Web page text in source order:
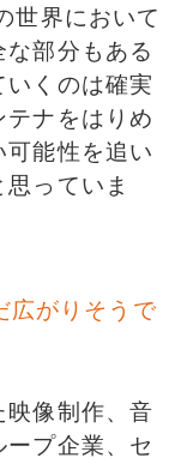
世界において
部分もある
くのは確実
テナをはりめ
可能性を追い
っていま
広がりそうで
映像制作、音
プ企業、セ